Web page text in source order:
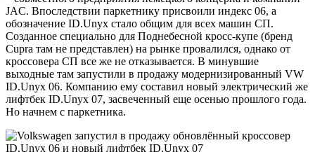
JAC. Впоследствии паркетнику присвоили индекс 06, а
обозначение ID.Unyx стало общим для всех машин СП.
Созданное специально для Поднебесной кросс-купе (бренд
Cupra там не представлен) на рынке провалился, однако от
кроссовера СП все же не отказывается. В минувшие
выходные там запустили в продажу модернизированный VW
ID.Unyx 06. Компанию ему составил новый электрический же
лифтбек ID.Unyx 07, засвеченный еще осенью прошлого года.
Но начнем с паркетника.